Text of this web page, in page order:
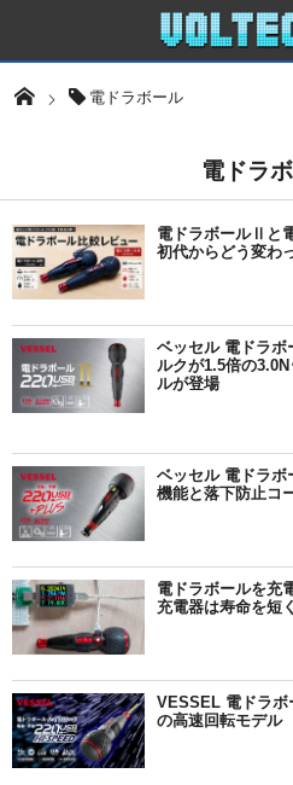
電ドラボール
電ドラ
電ドラボールⅡと
初代からどう変わ
ベッセル 電ドラ
ルクが1.5倍の
ルが登場
ベッセル 電ドラボ
機能と落下防止コ
電ドラボールを充
充電器は寿命を短
VESSEL 電ドラボ
の高速回転モデル